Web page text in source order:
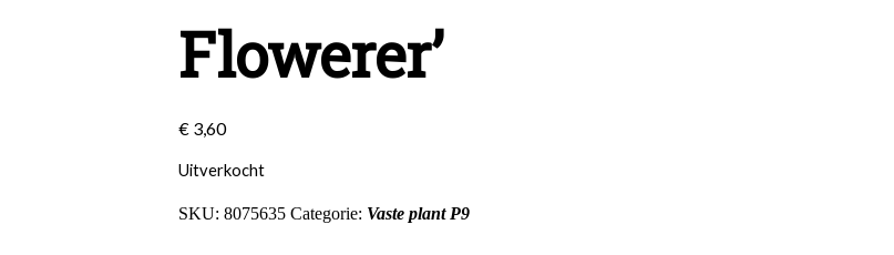
Flowerer’
€ 3,60
Uitverkocht
SKU:8075635 Categorie: Vaste plant P9